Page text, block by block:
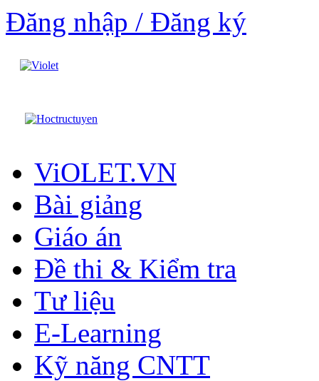
Đăng nhập / Đăng ký
ViOLET.VN
Bài giảng
Giáo án
Đề thi & Kiểm tra
Tư liệu
E-Learning
Kỹ năng CNTT